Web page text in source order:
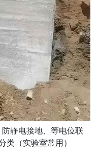
静电接地、等电位联
类（实验室常用）